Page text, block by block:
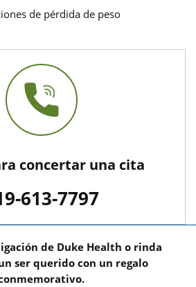
de pérdida de peso
concertar una cita
613-7797
de Duke Health o rinda
ser querido con un regalo